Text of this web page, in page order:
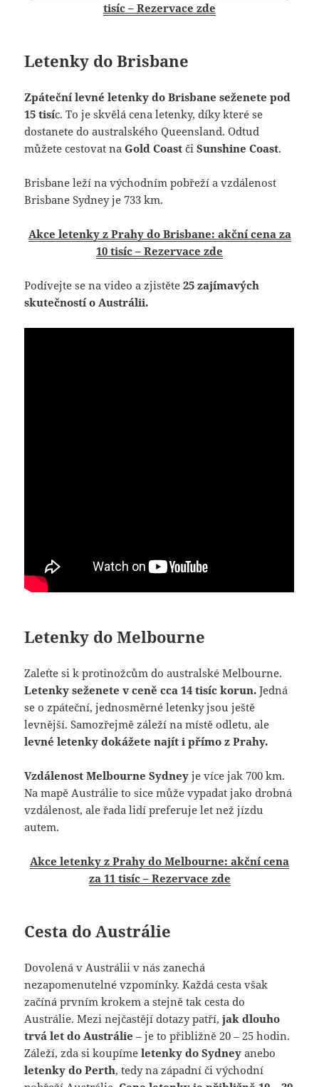
tisíc – Rezervace zde
Letenky do Brisbane
Zpáteční levné letenky do Brisbane seženete pod
15 tisíc. To je skvělá cena letenky, díky které se
dostanete do australského Queensland. Odtud
můžete cestovat naGold Coast čiSunshine Coast.
Brisbane leží na východním pobřeží a vzdálenost
Brisbane Sydney je 733 km.
Akce letenky z Prahy do Brisbane: akční cena za
10 tisíc – Rezervace zde
Podívejte se na video a zjistěte25 zajímavých
skutečností o Austrálii.
Letenky do Melbourne
Zaleťte si k protinožcům do australské Melbourne.
Letenky seženete v ceně cca 14 tisíc korun. Jedná
se o zpáteční, jednosměrné letenky jsou ještě
levnější. Samozřejmě záleží na místě odletu, ale
levné letenky dokážete najít i přímo z Prahy.
Vzdálenost Melbourne Sydney je více jak 700 km.
Na mapě Austrálie to sice může vypadat jako drobná
vzdálenost, ale řada lidí preferuje let než jízdu
autem.
Akce letenky z Prahy do Melbourne: akční cena
za 11 tisíc – Rezervace zde
Cesta do Austrálie
Dovolená v Austrálii v nás zanechá
nezapomenutelné vzpomínky. Každá cesta však
začíná prvním krokem a stejně tak cesta do
Austrálie. Mezi nejčastějí dotazy patří,jak dlouho
trvá let do Austrálie – je to přibližně 20 – 25 hodin.
Záleží, zda si koupíme letenky do Sydney anebo
letenky do Perth, tedy na západní či východní